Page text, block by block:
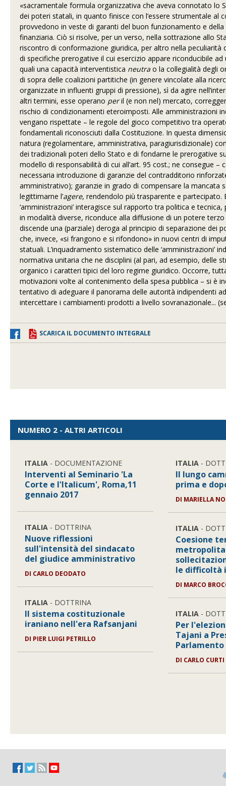
«sacramentale formula organizzativa che aveva connotato
dei poteri statali, in quanto finisce con l’essere strumentale
provvedono in veste di garanti del buon funzionamento e
finanziaria. Ciò si risolve, per un verso, nella sottrazione allo
riscontro di conformazione giuridica, per altro nella peculiarità
di specifiche prerogative il cui esercizio appare riconducibile
quali una capacità interventistica neutra o la collegialità degli
di sopra delle coalizioni partitiche (in genere vincolate alla
organizzate in influenti gruppi di pressione), sì da agire
altri termini, esse operano peril (e non nel) mercato,
rischio di condizionamenti eteroimposti. Alle amministrazioni
vengano rispettate – le regole del gioco competitivo tra
fondamentali riconosciuti dalla Costituzione. In questa
natura (regolamentare, amministrativa, paragiurisdizionale)
dei tradizionali poteri dello Stato e di fondarne le prerogative
modello di responsabilità di cui all’art. 95 cost.; ne consegue
necessaria introduzione di garanzie del contradditorio
amministrativo); garanzie in grado di compensare la
legittimarne l’agere, rendendolo più trasparente e partecipato.
‘amministrazioni’ interagisce sul rapporto tra politica e
in modalità diverse, riconduce alla diffusione di un potere
discende una (parziale) deroga al principio di separazione
che, invece, «si frangono e si rifondono» in nuovi centri di
statuali. L’inquadramento sistematico delle ‘amministrazioni’
normativa unitaria che ne disciplini (al pari, ad esempio, delle
organico i caratteri tipici del loro regime giuridico. Occorre,
motivazioni volte al contenimento della spesa pubblica – si è
tentativo di adeguare il panorama delle autorità indipendenti
intercettare i cambiamenti prodotti a livello sovranazionale...
SCARICA IL DOCUMENTO INTEGRALE
NUMERO 2 - ALTRI ARTICOLI
ITALIA - DOCUMENTAZIONE
Interventi al Seminario 'La
Corte e l'Italicum', Roma,11
gennaio 2017
ITALIA - DOTTRINA
Nuove riflessioni
sull'intensità del sindacato
del giudice amministrativo
DI CARLO DEODATO
ITALIA - DOTTRINA
Il sistema costituzionale
iraniano nell'era Rafsanjani
DI PIER LUIGI PETRILLO
ITALIA -
Il lungo
prima e
DI MARIELLA
ITALIA -
Coesione
le difficoltà
DI MARCO
ITALIA -
Per
Tajani a
Parlamento
DI CARLO